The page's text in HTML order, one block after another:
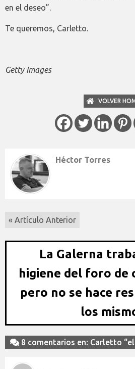
en el deseo”.
Te queremos, Carletto.
Getty Images
VOLVER
Héctor Torres
« Artículo Anterior
La Galerna
higiene del foro de
pero no se hace
los
8 comentarios en: Carletto